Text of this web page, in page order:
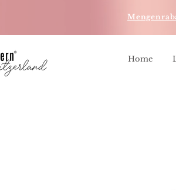
Home